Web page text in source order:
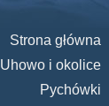
Strona główna
Uhowo i okolice
Pychówki